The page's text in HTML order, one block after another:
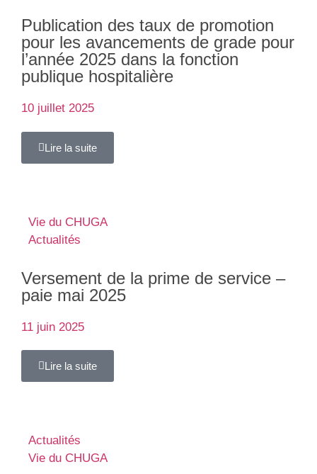
Publication des taux de promotion
pour les avancements de grade pour
l’année 2025 dans la fonction
publique hospitalière
10 juillet 2025
Lire la suite
Vie du CHUGA
Actualités
Versement de la prime de service –
paie mai 2025
11 juin 2025
Lire la suite
Actualités
Vie du CHUGA